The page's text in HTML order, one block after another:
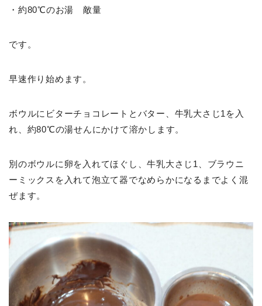
・約80℃のお湯 敵量
です。
早速作り始めます。
ボウルにビターチョコレートとバター、牛乳大さじ1を入
れ、約80℃の湯せんにかけて溶かします。
別のボウルに卵を入れてほぐし、牛乳大さじ1、ブラウニ
ーミックスを入れて泡立て器でなめらかになるまでよく混
ぜます。